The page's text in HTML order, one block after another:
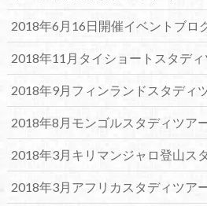
2018年6月16日開催イベントブロ
2018年11月タイショートスタデ
2018年9月フィンランドスタディ
2018年8月モンゴルスタディツア
2018年3月キリマンジャロ登山ス
2018年3月アフリカスタディツア